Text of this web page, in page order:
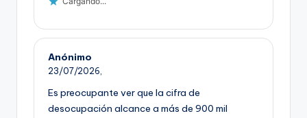
Anónimo
23/07/2026,
Es preocupante ver que la cifra de
desocupación alcance a más de 900 mil